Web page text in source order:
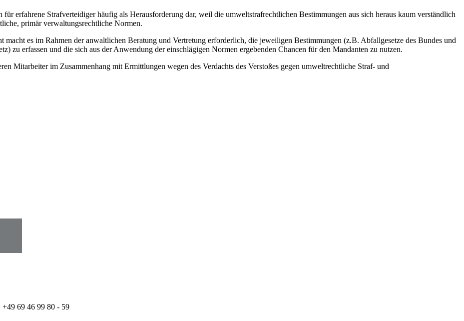
erfahrene Strafverteidiger häufig als Herausforderung dar, weil die umweltstrafrechtlichen Bestimmungen aus sich heraus kaum verständlich
primär verwaltungsrechtliche Normen.
es im Rahmen der anwaltlichen Beratung und Vertretung erforderlich, die jeweiligen Bestimmungen (z.B. Abfallgesetze des Bundes und
zu erfassen und die sich aus der Anwendung der einschlägigen Normen ergebenden Chancen für den Mandanten zu nutzen.
Mitarbeiter im Zusammenhang mit Ermittlungen wegen des Verdachts des Verstoßes gegen umweltrechtliche Straf- und
69 46 99 80 - 59